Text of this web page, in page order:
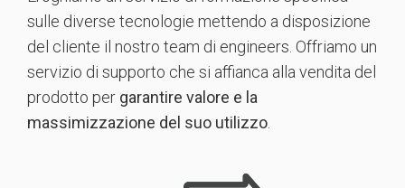
sulle diverse tecnologie mettendo a disposizione
del cliente il nostro team di engineers. Offriamo un
servizio di supporto che si affianca alla vendita del
prodotto per garantire valore e la
massimizzazione del suo utilizzo.